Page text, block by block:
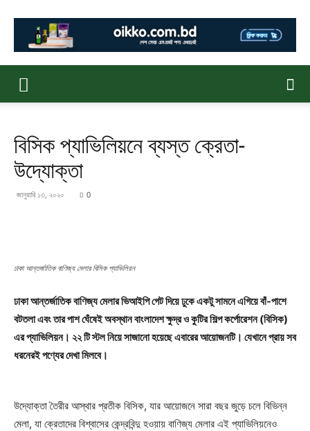
বিসিক প্যাভিলিয়নে ব্যস্ত ক্রেতা-
উদ্যোক্তা
জানুয়ারি ১৩, ২০২০ 0
ঢাকা আন্তর্জাতিক বাণিজ্য মেলার বিসিক প্যাভিলিয়ন
ঢাকা আন্তর্জাতিক বাণিজ্য মেলার ভিআইপি গেট দিয়ে ঢুকে একটু সামনে এগিয়ে বাঁ-পাশে
বটতলা এবং তার পাশ ঘেঁষেই অবস্থান বাংলাদেশ ক্ষুদ্র ও কুটির শিল্প কর্পোরেশন (বিসিক)
এর প্যাভিলিয়ন। ২২ টি স্টল নিয়ে সাজানো হয়েছে এবারের আয়োজনটি। যেখানে প্রায় সব
ধরনেরই পণ্যের দেখা মিলবে।
উদ্যোক্তা তৈরীর আস্থার প্রতীক বিসিক, যার আয়োজনে সারা বছর জুড়ে চলে বিভিন্ন
মেলা, যা ক্রেতাদের বিশ্বাসের কেন্দ্রবিন্দু হওয়ায় বাণিজ্য মেলার এই প্যাভিলিয়নেও